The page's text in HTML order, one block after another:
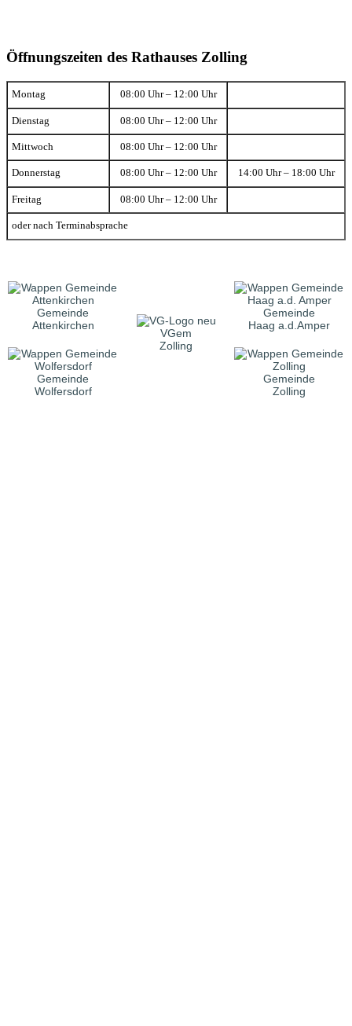
Öffnungszeiten des Rathauses Zolling
Montag 08:00 Uhr – 12:00 Uhr
Dienstag 08:00 Uhr – 12:00 Uhr
Mittwoch 08:00 Uhr – 12:00 Uhr
Donnerstag 08:00 Uhr – 12:00 Uhr 14:00 Uhr – 18:00 Uhr
Freitag 08:00 Uhr – 12:00 Uhr
oder nach Terminabsprache
Gemeinde
Attenkirchen
VGem
Zolling
Gemeinde
Haag a.d.Amper
Gemeinde
Wolfersdorf
Gemeinde
Zolling